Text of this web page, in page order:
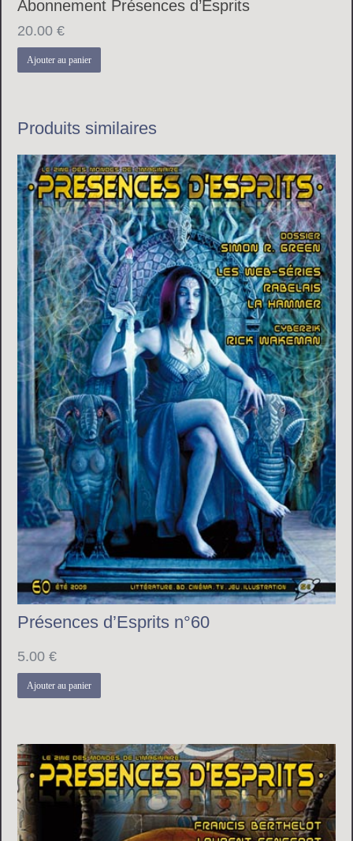
Abonnement Présences d’Esprits
20.00€
Ajouter au panier
Produits similaires
Présences d’Esprits n°60
5.00€
Ajouter au panier